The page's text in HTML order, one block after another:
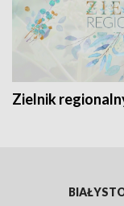
Zielnik